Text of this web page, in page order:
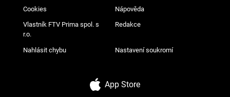
Cookies Nápověda
Vlastník FTV Prima spol. s
r.o.
Redakce
Nahlásit chybu Nastavení soukromí
App Store